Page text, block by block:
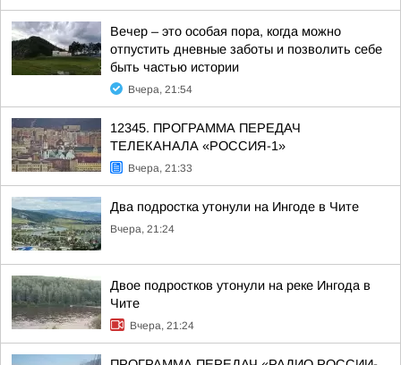
Вечер – это особая пора, когда можно
отпустить дневные заботы и позволить себе
быть частью истории
Вчера, 21:54
12345. ПРОГРАММА ПЕРЕДАЧ
ТЕЛЕКАНАЛА «РОССИЯ-1»
Вчера, 21:33
Два подростка утонули на Ингоде в Чите
Вчера, 21:24
Двое подростков утонули на реке Ингода в
Чите
Вчера, 21:24